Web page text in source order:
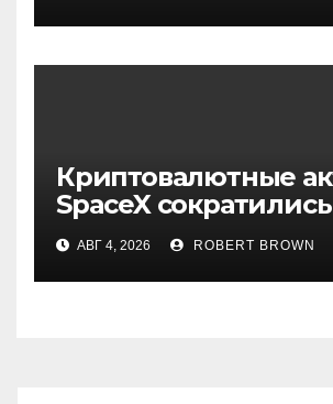
Криптовалютные
SpaceX
млн при росте
выше прогноза
АВГ 4, 2026 ROBERT BROWN